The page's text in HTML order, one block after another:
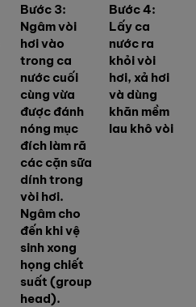
Bước 3:
Ngâm vòi
hơi vào
trong ca
nước cuối
cùng vừa
được đánh
nóng mục
đích làm rã
các cặn sữa
dính trong
vòi hơi.
Ngâm cho
đến khi vệ
sinh xong
họng chiết
suất (group
head).
Bước 4:
Lấy ca
nước ra
khỏi vòi
hơi, xả hơi
và dùng
khăn mềm
lau khô vòi